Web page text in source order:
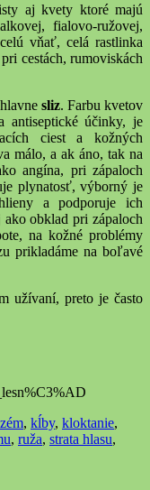
aj kvety ktoré majú
fialovo-ružovej,
vňať, celá rastlinka
cestách, rumoviskách
sliz. Farbu kvetov
antiseptické účinky, je
ciest a kožných
málo, a ak áno, tak na
angína, pri zápaloch
plynatosť, výborný je
a podporuje ich
obklad pri zápaloch
na kožné problémy
prikladáme na boľavé
užívaní, preto je často
, kĺby, kloktanie,
, ruža, strata hlasu,